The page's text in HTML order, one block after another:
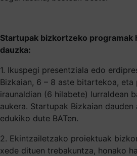
Startupak bizkortzeko programak
dauzka:
1. Ikuspegi presentziala edo
Bizkaian, 6 – 8 aste bitartekoa, eta
iraunaldian (6 hilabete) lurraldean
aukera. Startupak Bizkaian dauden
edukiko dute BATen.
2. Ekintzailetzako proiektuak
xede dituen trebakuntza, honako